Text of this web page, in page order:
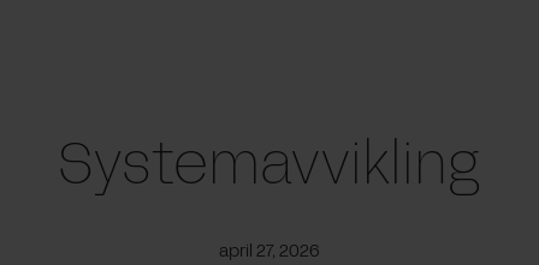
Systemavvikling
april 27, 2026